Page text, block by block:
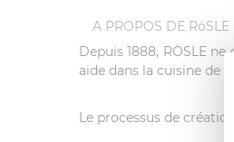
A PROPOS DE RöSLE
Depuis 1888, RÖSLE
aide dans la cuisine de
Le processus de